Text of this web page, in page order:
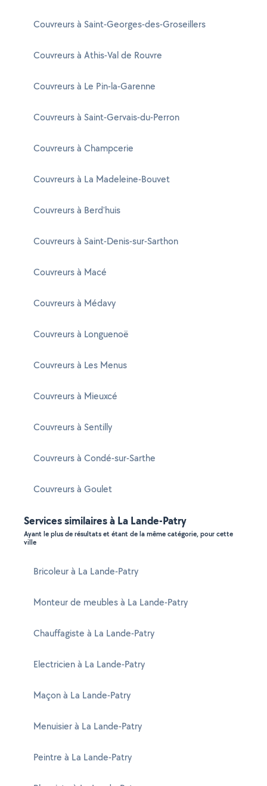
Couvreurs à Saint-Georges-des-Groseillers
Couvreurs à Athis-Val de Rouvre
Couvreurs à Le Pin-la-Garenne
Couvreurs à Saint-Gervais-du-Perron
Couvreurs à Champcerie
Couvreurs à La Madeleine-Bouvet
Couvreurs à Berd'huis
Couvreurs à Saint-Denis-sur-Sarthon
Couvreurs à Macé
Couvreurs à Médavy
Couvreurs à Longuenoë
Couvreurs à Les Menus
Couvreurs à Mieuxcé
Couvreurs à Sentilly
Couvreurs à Condé-sur-Sarthe
Couvreurs à Goulet
Services similaires à La Lande-Patry
Ayant le plus de résultats et étant de la même catégorie, pour cette
ville
Bricoleur à La Lande-Patry
Monteur de meubles à La Lande-Patry
Chauffagiste à La Lande-Patry
Electricien à La Lande-Patry
Maçon à La Lande-Patry
Menuisier à La Lande-Patry
Peintre à La Lande-Patry